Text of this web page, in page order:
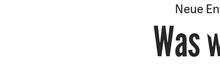
Neue
Was